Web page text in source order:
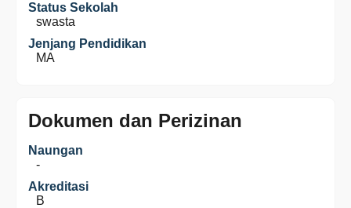
Status Sekolah
swasta
Jenjang Pendidikan
MA
Dokumen dan Perizinan
Naungan
-
Akreditasi
B